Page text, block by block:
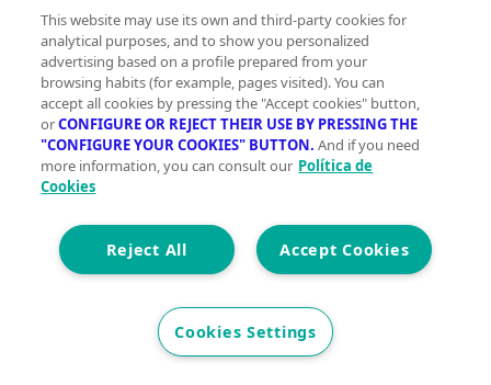
337 m
Construidos
6
4
Et. Energética Cons.C
V40-MP-499~OBRA NUEVA TERMINADA · RESIDENCIA
EXCLUSIVA DE LUJO~~ALQUILER DE TEMPORADA POR
perfecto entre elegancia, lujo y serenidad en esta
extraordinaria vivienda de arquitectura
This website may use its own and third-party cookies for
analytical purposes, and to show you personalized
advertising based on a profile prepared from your
browsing habits (for example, pages visited). You can
accept all cookies by pressing the "Accept cookies" button,
orCONFIGURE OR REJECT THEIR USE BY PRESSING THE
"CONFIGURE YOUR COOKIES" BUTTON. And if you need
more information, you can consult our Política de
Cookies
Accept Cookies
Reject All
Cookies Settings